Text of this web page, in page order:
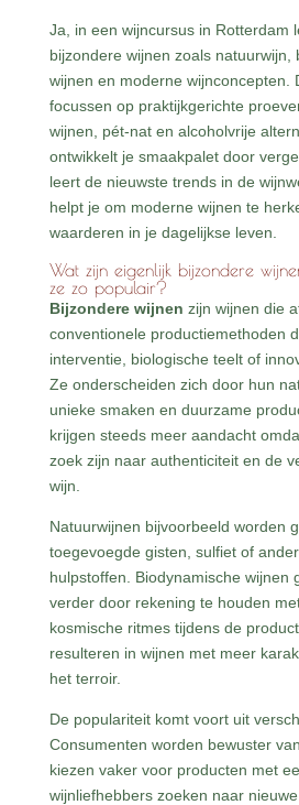
Ja, in een wijncursus in Rotterdam
bijzondere wijnen zoals natuurwijn,
wijnen en moderne wijnconcepten.
focussen op praktijkgerichte
wijnen, pét-nat en alcoholvrije
ontwikkelt je smaakpalet door
leert de nieuwste trends in de
helpt je om moderne wijnen te
waarderen in je dagelijkse leven.
Wat zijn eigenlijk bijzondere
ze zo populair?
Bijzondere wijnen zijn wijnen die
conventionele productiemethoden
interventie, biologische teelt of
Ze onderscheiden zich door hun
unieke smaken en duurzame
krijgen steeds meer aandacht
zoek zijn naar authenticiteit en de
wijn.
Natuurwijnen bijvoorbeeld worden
toegevoegde gisten, sulfiet of
hulpstoffen. Biodynamische wijnen
verder door rekening te houden
kosmische ritmes tijdens de
resulteren in wijnen met meer
het terroir.
De populariteit komt voort uit
Consumenten worden bewuster
kiezen vaker voor producten met
wijnliefhebbers zoeken naar